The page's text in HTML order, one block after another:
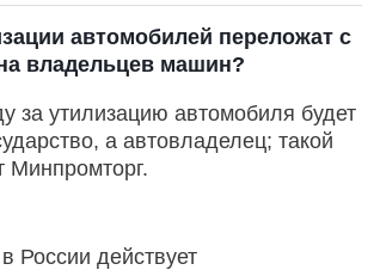
автомобилей переложат с
владельцев машин?
за утилизацию автомобиля будет
а автовладелец; такой
Минпромторг.
России действует